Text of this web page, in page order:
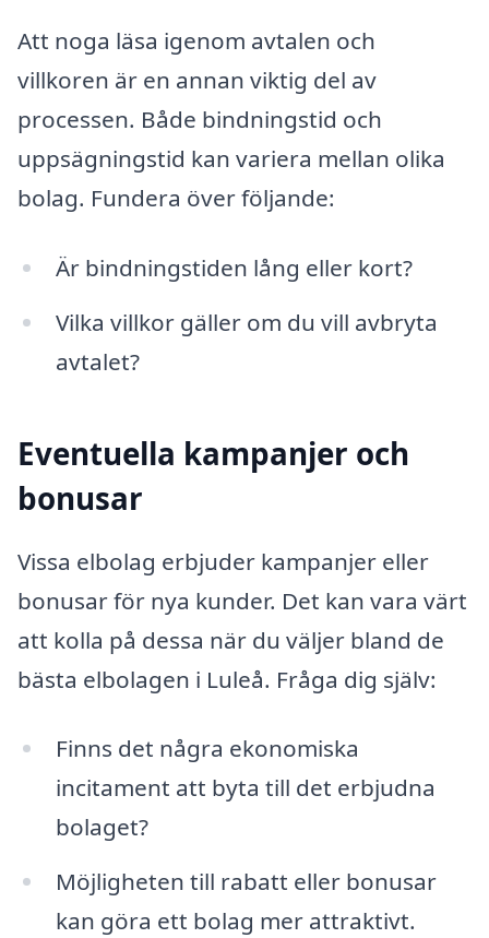
Att noga läsa igenom avtalen och
villkoren är en annan viktig del av
processen. Både bindningstid och
uppsägningstid kan variera mellan olika
bolag. Fundera över följande:
Är bindningstiden lång eller kort?
Vilka villkor gäller om du vill avbryta
avtalet?
Eventuella kampanjer och
bonusar
Vissa elbolag erbjuder kampanjer eller
bonusar för nya kunder. Det kan vara värt
att kolla på dessa när du väljer bland de
bästa elbolagen i Luleå. Fråga dig själv:
Finns det några ekonomiska
incitament att byta till det erbjudna
bolaget?
Möjligheten till rabatt eller bonusar
kan göra ett bolag mer attraktivt.